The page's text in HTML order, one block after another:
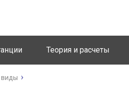
Теория и расчеты
виды